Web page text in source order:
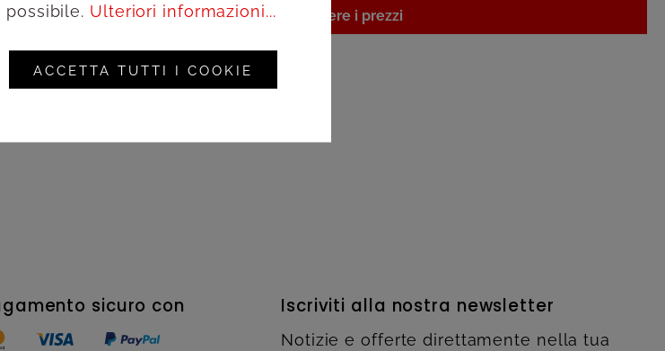
Accedi per vedere i prezzi
sicuro con Iscriviti alla nostra newsletter
Notizie e offerte direttamente nella tua
Ulteriori informazioni...
ACCETTA TUTTI I COOKIE